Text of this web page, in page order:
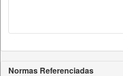
Normas Referenciadas